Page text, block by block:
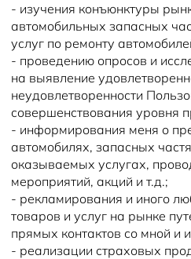
- изучения конъюнктуры
автомобильных запасных
услуг по ремонту
- проведению опросов и
на выявление
неудовлетворенности
совершенствования уровня
- информирования меня о
автомобилях, запасных
оказываемых услугах,
мероприятий, акций и т.д.;
- рекламирования и иного
товаров и услуг на рынке
прямых контактов со мной и
- реализации страховых